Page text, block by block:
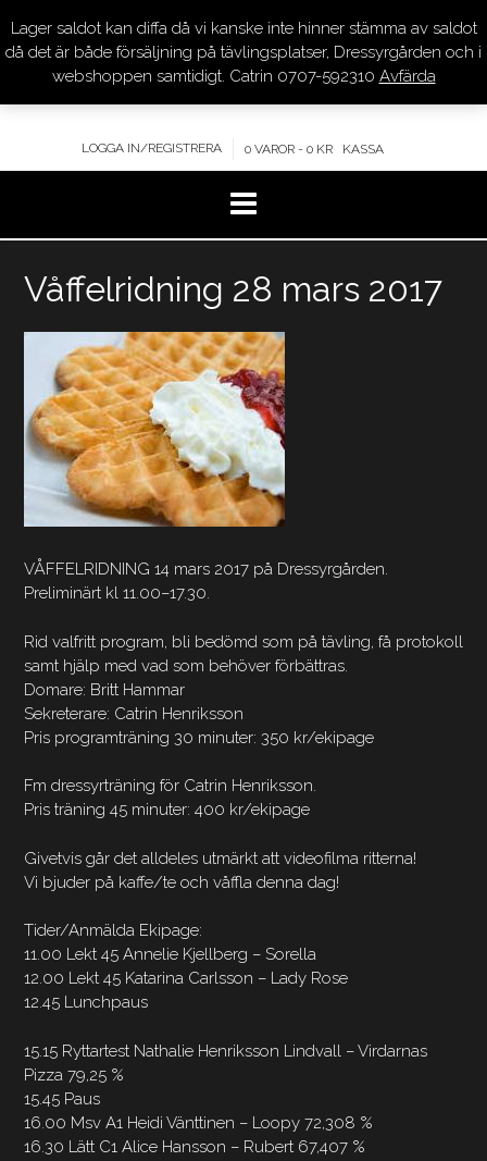
innehåll
DRESSYR.COM
KVALITET – KOMPETENS – SERVICE
LOGGA IN/REGISTRERA 0 VAROR - 0 KR KASSA
Våffelridning 28 mars 2017
VÅFFELRIDNING 14 mars 2017 på Dressyrgården.
Preliminärt kl 11.00–17.30.
Rid valfritt program, bli bedömd som på tävling, få protokoll
samt hjälp med vad som behöver förbättras.
Domare: Britt Hammar
Sekreterare: Catrin Henriksson
Pris programträning 30 minuter: 350 kr/ekipage
Fm dressyrträning för Catrin Henriksson.
Pris träning 45 minuter: 400 kr/ekipage
Givetvis går det alldeles utmärkt att videofilma ritterna!
Vi bjuder på kaffe/te och våffla denna dag!
Tider/Anmälda Ekipage:
11.00 Lekt 45 Annelie Kjellberg – Sorella
12.00 Lekt 45 Katarina Carlsson – Lady Rose
12.45 Lunchpaus
15.15 Ryttartest Nathalie Henriksson Lindvall – Virdarnas
Pizza 79,25 %
15.45 Paus
16.00 Msv A1 Heidi Vänttinen – Loopy 72,308 %
16.30 Lätt C1 Alice Hansson – Rubert 67,407 %
Lager saldot kan diffa då vi kanske inte hinner stämma av saldot
då det är både försäljning på tävlingsplatser, Dressyrgården och i
webshoppen samtidigt. Catrin 0707-592310 Avfärda